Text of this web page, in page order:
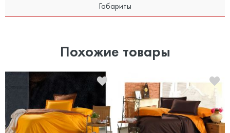
Габариты
Похожие товары